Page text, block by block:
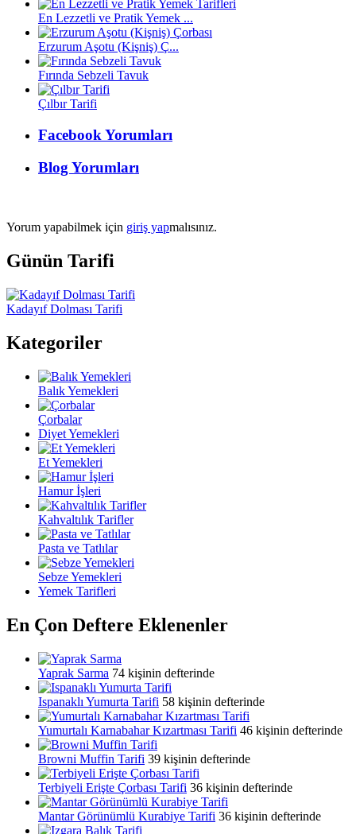
En Lezzetli ve Pratik Yemek ...
Erzurum Aşotu (Kişniş) Ç...
Fırında Sebzeli Tavuk
Çılbır Tarifi
Facebook Yorumları
Blog Yorumları
Yorum yapabilmek için giriş yapmalısınız.
Günün Tarifi
Kadayıf Dolması Tarifi
Kategoriler
Balık Yemekleri
Çorbalar
Diyet Yemekleri
Et Yemekleri
Hamur İşleri
Kahvaltılık Tarifler
Pasta ve Tatlılar
Sebze Yemekleri
Yemek Tarifleri
En Çon Deftere Eklenenler
Yaprak Sarma 74 kişinin defterinde
Ispanaklı Yumurta Tarifi 58 kişinin defterinde
Yumurtalı Karnabahar Kızartması Tarifi 46 kişinin defterinde
Browni Muffin Tarifi 39 kişinin defterinde
Terbiyeli Erişte Çorbası Tarifi 36 kişinin defterinde
Mantar Görünümlü Kurabiye Tarifi 36 kişinin defterinde